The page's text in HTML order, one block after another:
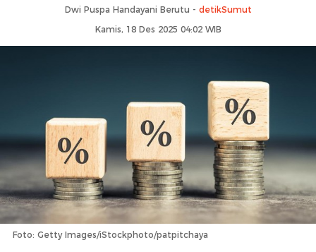
Dwi Puspa Handayani Berutu - detikSumut
Kamis, 18 Des 2025 04:02 WIB
Foto: Getty Images/iStockphoto/patpitchaya